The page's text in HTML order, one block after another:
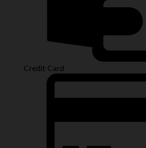
Credit Card